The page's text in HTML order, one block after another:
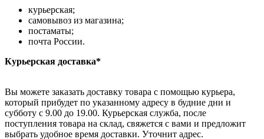
курьерская;
самовывоз из магазина;
постаматы;
почта России.
Курьерская доставка*
Вы можете заказать доставку товара с помощью курьера,
который прибудет по указанному адресу в будние дни и
субботу с 9.00 до 19.00. Курьерская служба, после
поступления товара на склад, свяжется с вами и предложит
выбрать удобное время доставки. Уточнит адрес.